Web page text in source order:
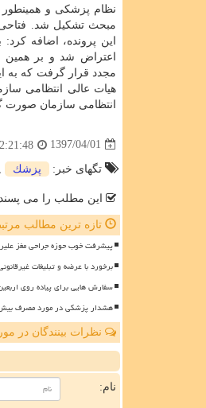
نظام پزشكی و
مبحث تشكیل شد. فتاحی
این پرونده، اضافه
اعتراض شد و بر همین
مجدد قرار گرفت كه به
هیات عالی انتظامی
انتظامی سازمان صورت
1397/04/01
تگهای خبر: پزشك
این مطلب را می
تازه ترین مطالب
پیشرفت خوب حوزه جراحی مغز
برخورد با عرضه و تبلیغات
سفارش هایی برای پیاده روی
هشدار پزشکی در مورد مصرف بیش
نظرات بینندگان در
نام: